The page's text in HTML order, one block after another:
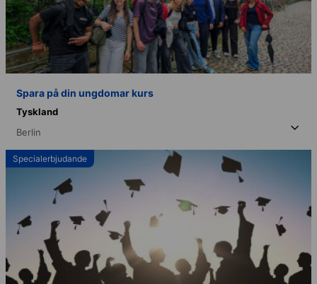
Spara på din ungdomar kurs
Tyskland
Berlin
Specialerbjudande